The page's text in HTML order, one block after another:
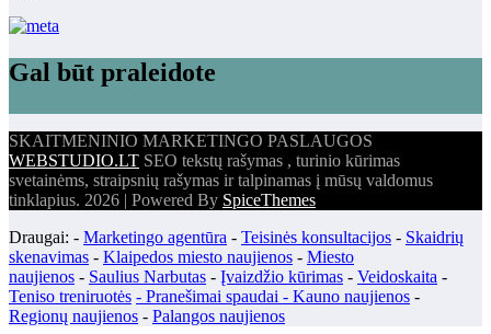
Gal būt praleidote
SKAITMENINIO MARKETINGO PASLAUGOS
WEBSTUDIO.LT SEO tekstų rašymas , turinio kūrimas
svetainėms, straipsnių rašymas ir talpinamas į mūsų valdomus
tinklapius. 2026 | Powered By SpiceThemes
Draugai: - Marketingo agentūra - Teisinės konsultacijos - Skaidrių
skenavimas - Klaipedos miesto naujienos - Miesto
naujienos - Saulius Narbutas - Įvaizdžio kūrimas - Veidoskaita -
Teniso treniruotės - Pranešimai spaudai - Kauno naujienos -
Regionų naujienos - Palangos naujienos